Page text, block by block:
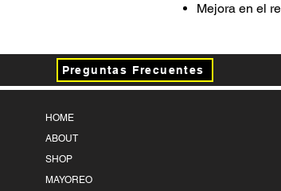
Mejora en el
Preguntas Frecuentes
HOME
ABOUT
SHOP
MAYOREO